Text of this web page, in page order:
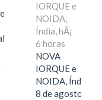
IORQUE e
NOIDA,
Índia, hÃ¡
6 horas
NOVA
IORQUE e
NOIDA, Índia,
8 de agosto de